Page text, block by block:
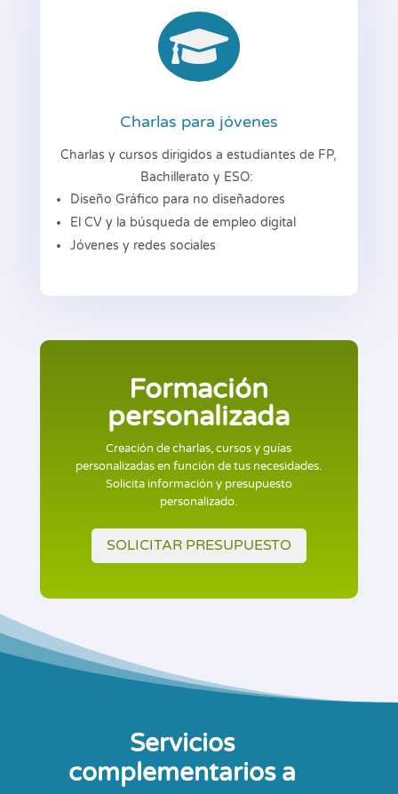

Charlas para jóvenes
Charlas y cursos dirigidos a estudiantes de FP,
Bachillerato y ESO:
Diseño Gráfico para no diseñadores
El CV y la búsqueda de empleo digital
Jóvenes y redes sociales
Formación
personalizada
Creación de charlas, cursos y guías
personalizadas en función de tus necesidades.
Solicita información y presupuesto
personalizado.
SOLICITAR PRESUPUESTO
Servicios
complementarios a